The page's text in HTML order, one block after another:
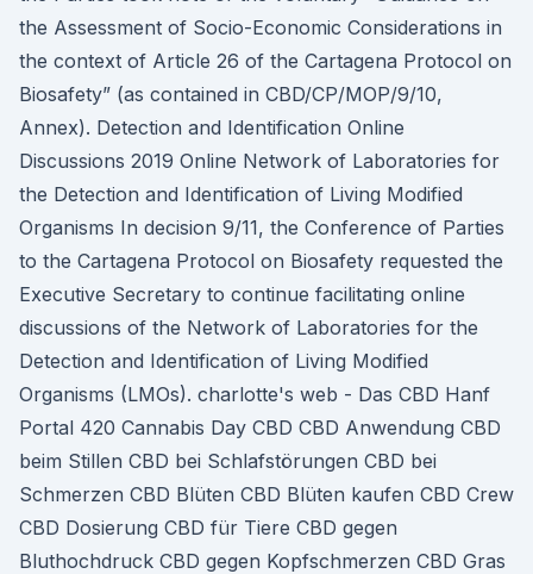
the Assessment of Socio-Economic Considerations in
the context of Article 26 of the Cartagena Protocol on
Biosafety” (as contained in CBD/CP/MOP/9/10,
Annex). Detection and Identification Online
Discussions 2019 Online Network of Laboratories for
the Detection and Identification of Living Modified
Organisms In decision 9/11, the Conference of Parties
to the Cartagena Protocol on Biosafety requested the
Executive Secretary to continue facilitating online
discussions of the Network of Laboratories for the
Detection and Identification of Living Modified
Organisms (LMOs). charlotte's web - Das CBD Hanf
Portal 420 Cannabis Day CBD CBD Anwendung CBD
beim Stillen CBD bei Schlafstörungen CBD bei
Schmerzen CBD Blüten CBD Blüten kaufen CBD Crew
CBD Dosierung CBD für Tiere CBD gegen
Bluthochdruck CBD gegen Kopfschmerzen CBD Gras